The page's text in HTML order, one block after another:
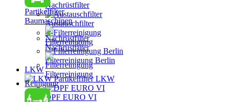
Partikelfilter
Baumaschinen
Nachrüstfilter
Filterreinigung
Reinigung
Nachrüstfilter
Austauschfilter
Filterreinigung
Filterreinigung Berlin
LKW
Partikelfilter LKW
DPF EURO VI